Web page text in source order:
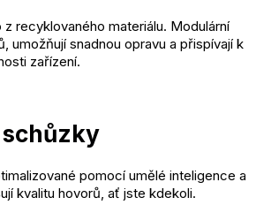
recyklovaného materiálu. Modulární
umožňují snadnou opravu a přispívají k
zařízení.
pomocí umělé inteligence a
kvalitu hovorů, ať jste kdekoli.